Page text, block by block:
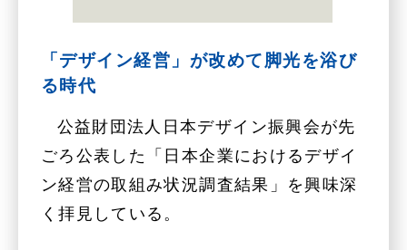
「デザイン経営」が改めて脚光を浴び
る時代
公益財団法人日本デザイン振興会が先
ごろ公表した「日本企業におけるデザイ
ン経営の取組み状況調査結果」を興味深
く拝見している。